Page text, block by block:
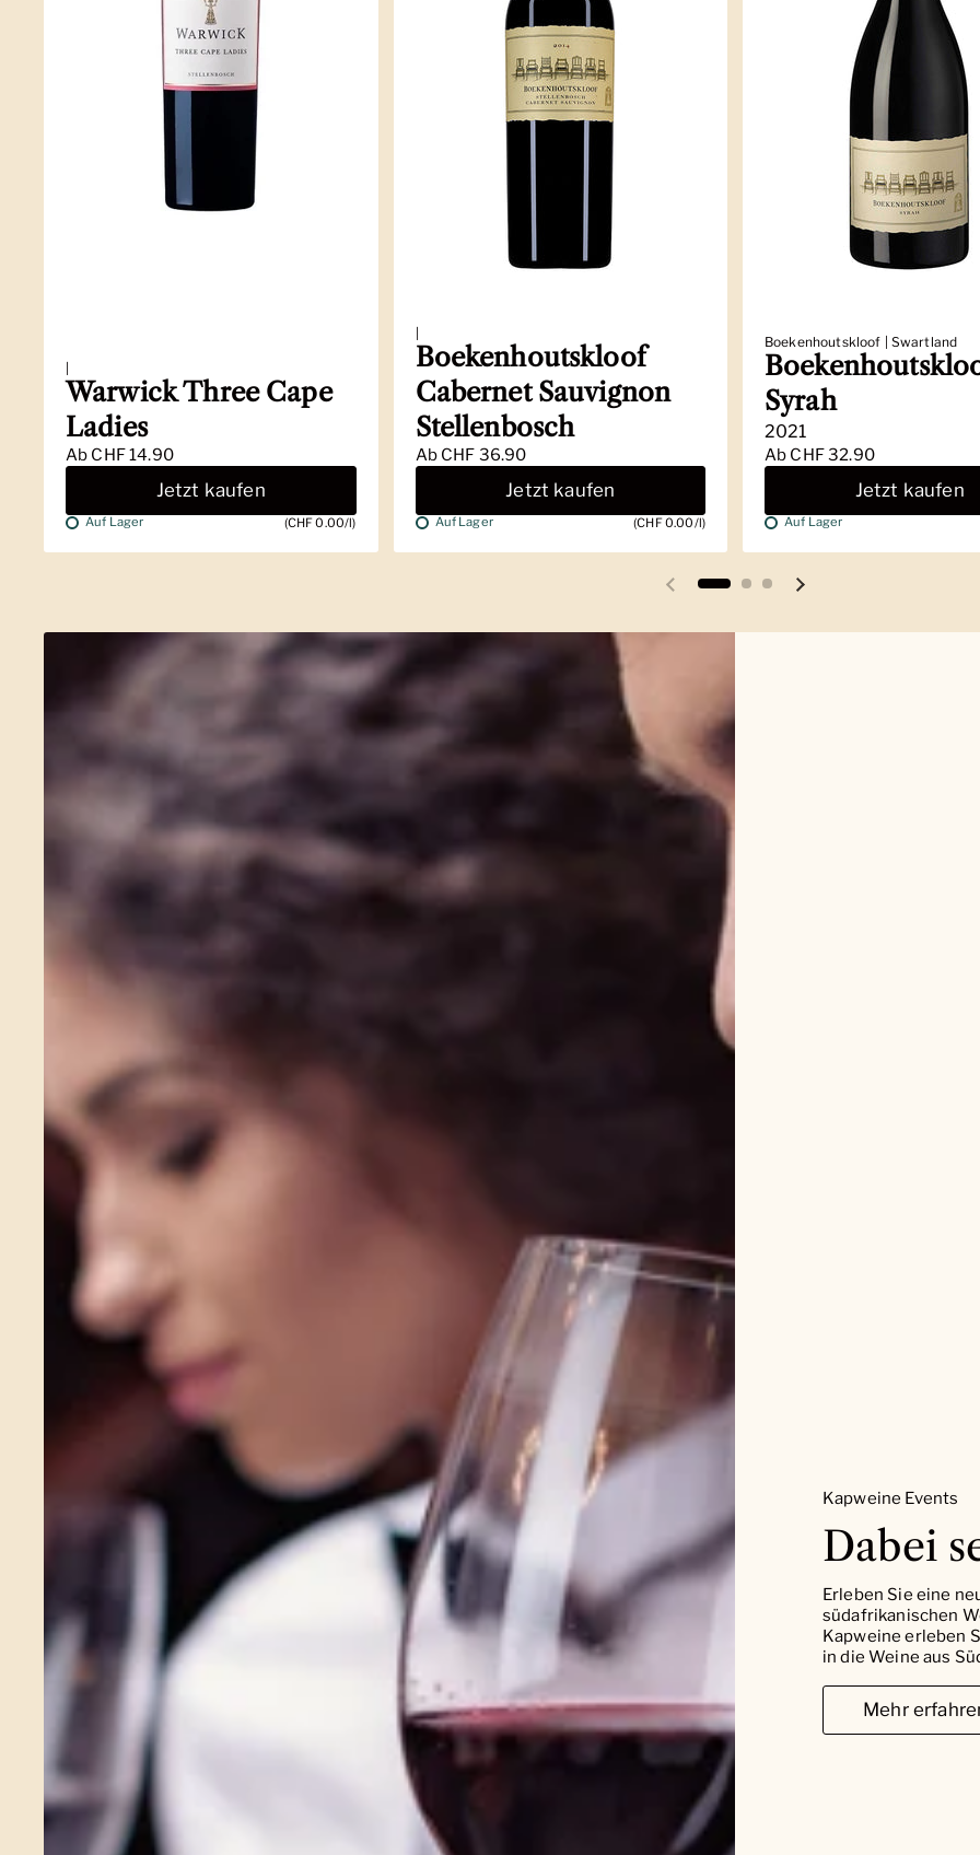
|
Warwick Three Cape
Ladies
Ab CHF 14.90
Jetzt kaufen
Auf Lager (CHF 0.00/l)
|
Boekenhoutskloof
Cabernet Sauvignon
Stellenbosch
Ab CHF 36.90
Jetzt kaufen
Auf Lager (CHF 0.00/l)
Boekenhoutskloof | Swartland
Syrah
2021
Ab CHF 32.90
Jetzt kaufen
Auf Lager
Vorherige Folie Nächste Folie
Kapweine Events
Dabei
Erleben Sie eine
südafrikanischen
Kapweine erleben
in die Weine aus
Mehr